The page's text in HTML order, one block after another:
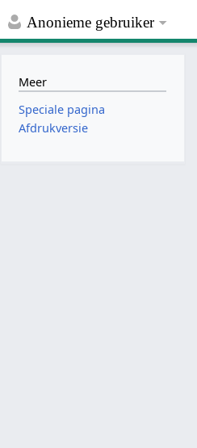
Anonieme gebruiker
Meer
Speciale pagina
Afdrukversie